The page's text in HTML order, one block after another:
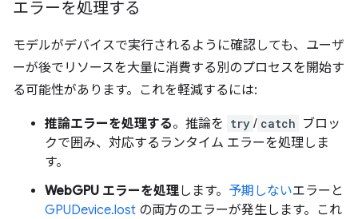
エラーを処理する
モデルがデバイスで実行されるように確認しても、ユーザ
ーが後でリソースを大量に消費する別のプロセスを開始す
る可能性があります。これを軽減するには:
推論エラーを処理する。推論を try / catch ブロッ
クで囲み、対応するランタイム エラーを処理しま
す。
WebGPU エラーを処理します。 予期しないエラーと
GPUDevice.lost の両方のエラーが発生します。これ